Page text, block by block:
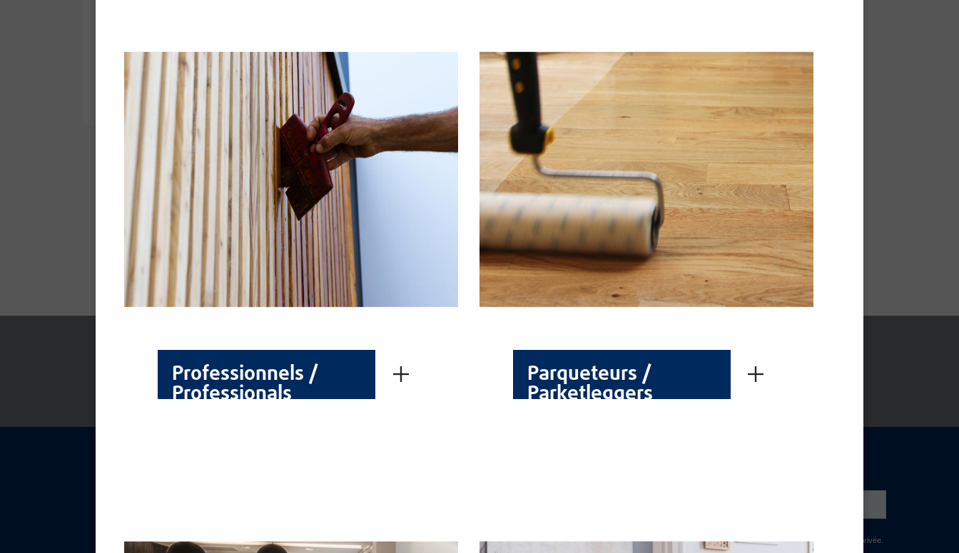
Professionnels /
Professionals
Parqueteurs /
Parketleggers
Dorure Extérieure Intérieure -
Peinture décorative
Dorure de hautes performances
pour la décoration de tous les
supports*
Fiche technique -Pdf
FICHES TECHNIQUES FICHES DE SÉCURITÉ